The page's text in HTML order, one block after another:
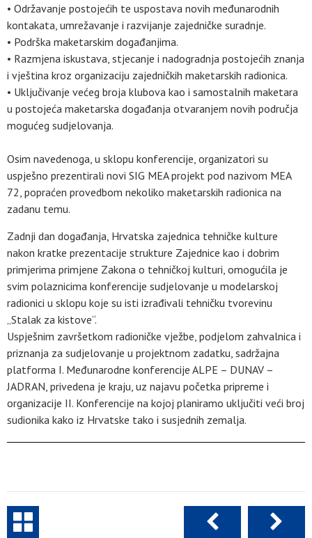
• Održavanje postojećih te uspostava novih međunarodnih
kontakata, umrežavanje i razvijanje zajedničke suradnje.
• Podrška maketarskim događanjima.
• Razmjena iskustava, stjecanje i nadogradnja postojećih znanja
i vještina kroz organizaciju zajedničkih maketarskih radionica.
• Uključivanje većeg broja klubova kao i samostalnih maketara
u postojeća maketarska događanja otvaranjem novih područja
mogućeg sudjelovanja.
Osim navedenoga, u sklopu konferencije, organizatori su
uspješno prezentirali novi SIG MEA projekt pod nazivom MEA
72, popraćen provedbom nekoliko maketarskih radionica na
zadanu temu.
Zadnji dan događanja, Hrvatska zajednica tehničke kulture
nakon kratke prezentacije strukture Zajednice kao i dobrim
primjerima primjene Zakona o tehničkoj kulturi, omogućila je
svim polaznicima konferencije sudjelovanje u modelarskoj
radionici u sklopu koje su isti izrađivali tehničku tvorevinu
„Stalak za kistove“.
Uspješnim završetkom radioničke vježbe, podjelom zahvalnica i
priznanja za sudjelovanje u projektnom zadatku, sadržajna
platforma I. Međunarodne konferencije ALPE – DUNAV –
JADRAN, privedena je kraju, uz najavu početka pripreme i
organizacije II. Konferencije na kojoj planiramo uključiti veći broj
sudionika kako iz Hrvatske tako i susjednih zemalja.